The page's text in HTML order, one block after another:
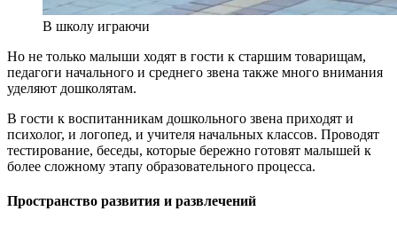
В школу играючи
Но не только малыши ходят в гости к старшим товарищам,
педагоги начального и среднего звена также много внимания
уделяют дошколятам.
В гости к воспитанникам дошкольного звена приходят и
психолог, и логопед, и учителя начальных классов. Проводят
тестирование, беседы, которые бережно готовят малышей к
более сложному этапу образовательного процесса.
Пространство развития и развлечений